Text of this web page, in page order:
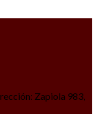
Zapiola 983,